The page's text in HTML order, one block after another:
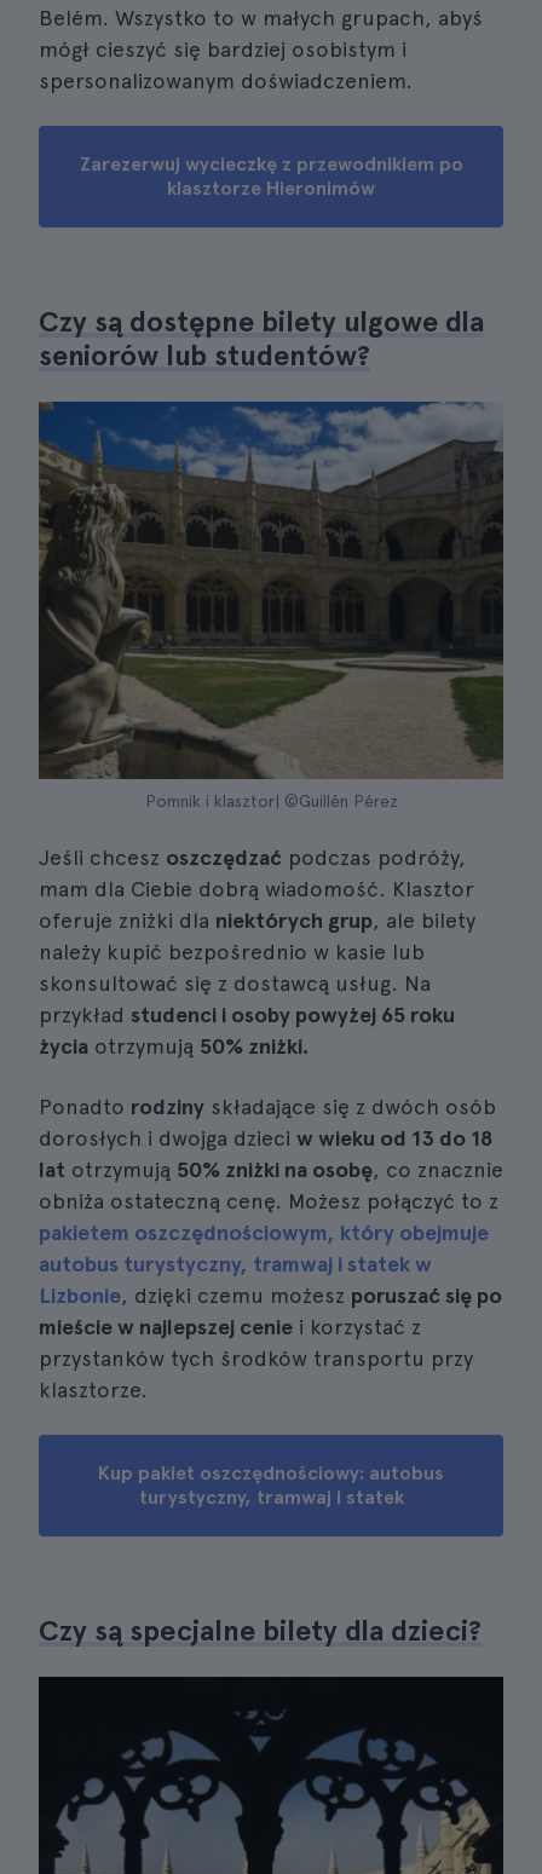
Belém. Wszystko to w małych grupach, abyś
mógł cieszyć się bardziej osobistym i
spersonalizowanym doświadczeniem.
Zarezerwuj wycieczkę z przewodnikiem po
klasztorze Hieronimów
Czy są dostępne bilety ulgowe dla
seniorów lub studentów?
Pomnik i klasztor| ©Guillén Pérez
Jeśli chcesz oszczędzać podczas podróży,
mam dla Ciebie dobrą wiadomość. Klasztor
oferuje zniżki dla niektórych grup, ale bilety
należy kupić bezpośrednio w kasie lub
skonsultować się z dostawcą usług. Na
przykład studenci i osoby powyżej 65 roku
życia otrzymują 50% zniżki.
Ponadto rodziny składające się z dwóch osób
dorosłych i dwojga dzieci w wieku od 13 do 18
lat otrzymują 50% zniżki na osobę, co znacznie
obniża ostateczną cenę. Możesz połączyć to z
pakietem oszczędnościowym, który obejmuje
autobus turystyczny, tramwaj i statek w
Lizbonie, dzięki czemu możesz poruszać się po
mieście w najlepszej cenie i korzystać z
przystanków tych środków transportu przy
klasztorze.
Kup pakiet oszczędnościowy: autobus
turystyczny, tramwaj i statek
Czy są specjalne bilety dla dzieci?